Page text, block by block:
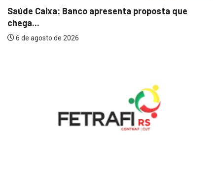
Saúde Caixa: Banco apresenta proposta que
chega...
6 de agosto de 2026